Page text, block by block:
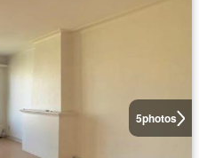
5photos